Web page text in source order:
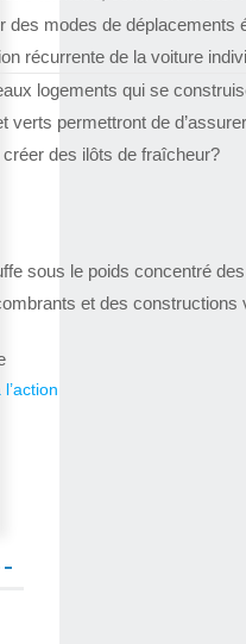
des modes de déplacements
récurrente de la voiture
logements qui se
verts permettront de
des ilôts de fraîcheur?
sous le poids concentré
et des constructions